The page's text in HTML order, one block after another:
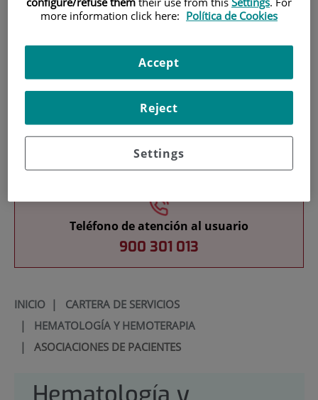
Investigación
Teléfono de atención al usuario
900 301 013
INICIO| CARTERA DE SERVICIOS
| HEMATOLOGÍA Y HEMOTERAPIA
| ASOCIACIONES DE PACIENTES
more information click here: Política de Cookies
Settings
Reject
Accept